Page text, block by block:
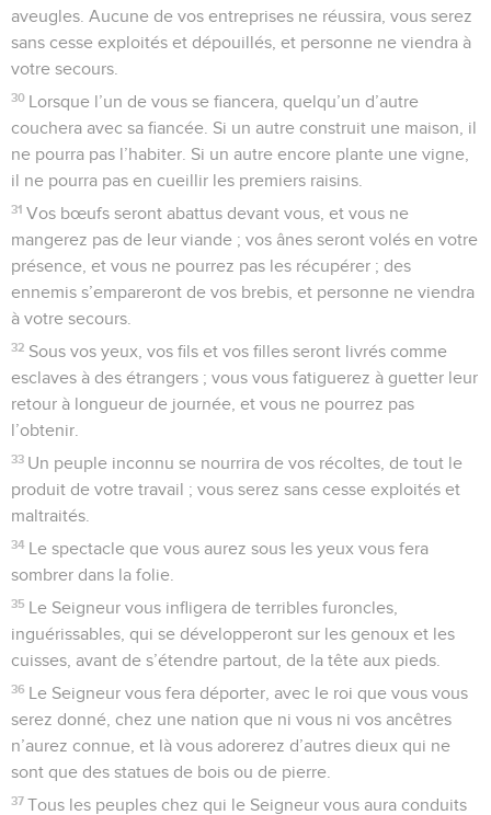
aveugles. Aucune de vos entreprises ne réussira, vous serez
sans cesse exploités et dépouillés, et personne ne viendra à
votre secours.
30 Lorsque l’un de vous se fiancera, quelqu’un d’autre
couchera avec sa fiancée. Si un autre construit une maison, il
ne pourra pas l’habiter. Si un autre encore plante une vigne,
il ne pourra pas en cueillir les premiers raisins.
31 Vos bœufs seront abattus devant vous, et vous ne
mangerez pas de leur viande ; vos ânes seront volés en votre
présence, et vous ne pourrez pas les récupérer ; des
ennemis s’empareront de vos brebis, et personne ne viendra
à votre secours.
32 Sous vos yeux, vos fils et vos filles seront livrés comme
esclaves à des étrangers ; vous vous fatiguerez à guetter leur
retour à longueur de journée, et vous ne pourrez pas
l’obtenir.
33 Un peuple inconnu se nourrira de vos récoltes, de tout le
produit de votre travail ; vous serez sans cesse exploités et
maltraités.
34 Le spectacle que vous aurez sous les yeux vous fera
sombrer dans la folie.
35 Le Seigneur vous infligera de terribles furoncles,
inguérissables, qui se développeront sur les genoux et les
cuisses, avant de s’étendre partout, de la tête aux pieds.
36 Le Seigneur vous fera déporter, avec le roi que vous vous
serez donné, chez une nation que ni vous ni vos ancêtres
n’aurez connue, et là vous adorerez d’autres dieux qui ne
sont que des statues de bois ou de pierre.
37 Tous les peuples chez qui le Seigneur vous aura conduits